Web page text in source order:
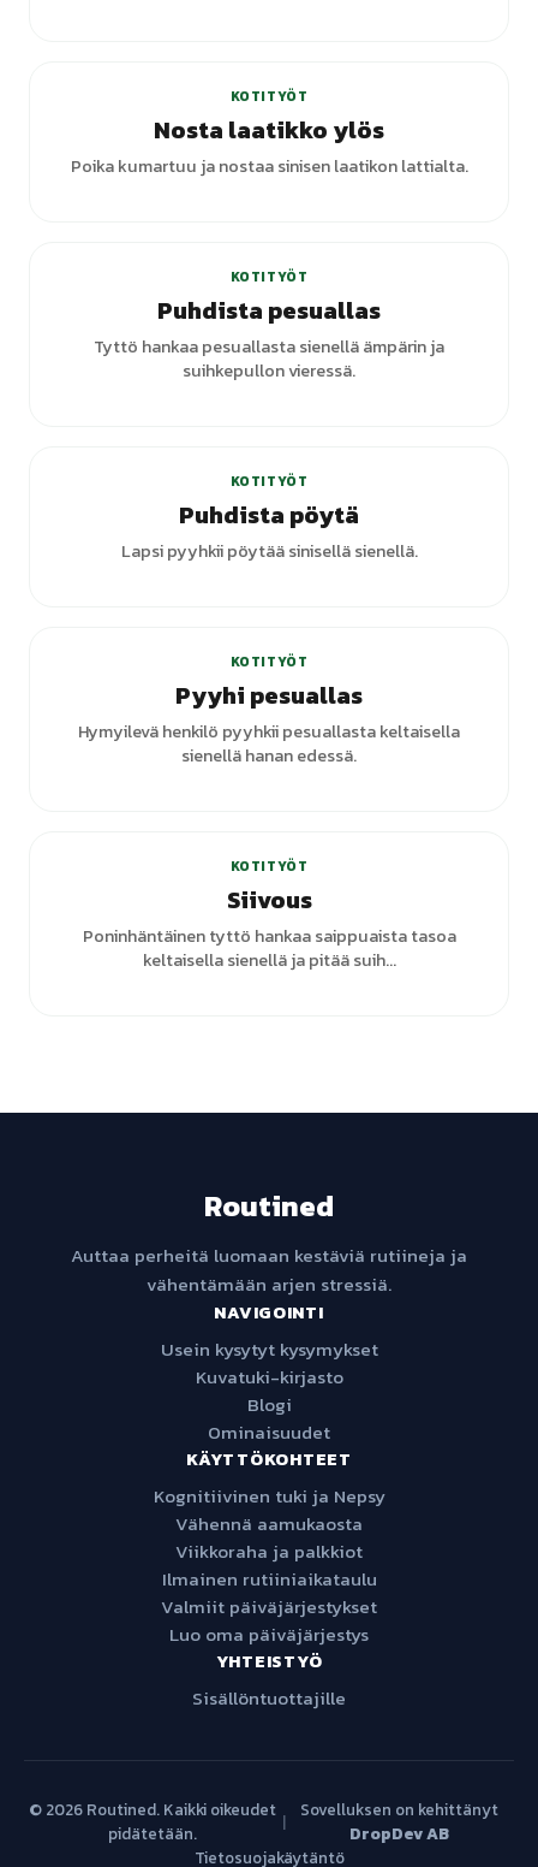
KOTITYÖT
Nosta laatikko ylös
Poika kumartuu ja nostaa sinisen laatikon lattialta.
KOTITYÖT
Puhdista pesuallas
Tyttö hankaa pesuallasta sienellä ämpärin ja
suihkepullon vieressä.
KOTITYÖT
Puhdista pöytä
Lapsi pyyhkii pöytää sinisellä sienellä.
KOTITYÖT
Pyyhi pesuallas
Hymyilevä henkilö pyyhkii pesuallasta keltaisella
sienellä hanan edessä.
KOTITYÖT
Siivous
Poninhäntäinen tyttö hankaa saippuaista tasoa
keltaisella sienellä ja pitää suih...
Routined
Auttaa perheitä luomaan kestäviä rutiineja ja
vähentämään arjen stressiä.
NAVIGOINTI
Usein kysytyt kysymykset
Kuvatuki-kirjasto
Blogi
Ominaisuudet
KÄYTTÖKOHTEET
Kognitiivinen tuki ja Nepsy
Vähennä aamukaosta
Viikkoraha ja palkkiot
Ilmainen rutiiniaikataulu
Valmiit päiväjärjestykset
Luo oma päiväjärjestys
YHTEISTYÖ
Sisällöntuottajille
© 2026 Routined. Kaikki oikeudet
pidätetään.
|
Sovelluksen on kehittänyt
DropDev AB
Tietosuojakäytäntö